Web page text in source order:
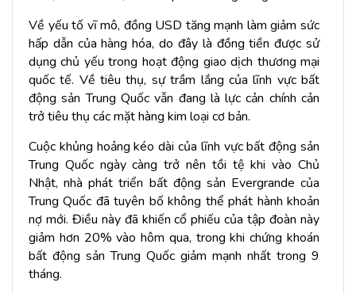
Về yếu tố vĩ mô, đồng USD tăng mạnh làm giảm sức
hấp dẫn của hàng hóa, do đây là đồng tiền được sử
dụng chủ yếu trong hoạt động giao dịch thương mại
quốc tế. Về tiêu thụ, sự trầm lắng của lĩnh vực bất
động sản Trung Quốc vẫn đang là lực cản chính cản
trở tiêu thụ các mặt hàng kim loại cơ bản.
Cuộc khủng hoảng kéo dài của lĩnh vực bất động sản
Trung Quốc ngày càng trở nên tồi tệ khi vào Chủ
Nhật, nhà phát triển bất động sản Evergrande của
Trung Quốc đã tuyên bố không thể phát hành khoản
nợ mới. Điều này đã khiến cổ phiếu của tập đoàn này
giảm hơn 20% vào hôm qua, trong khi chứng khoán
bất động sản Trung Quốc giảm mạnh nhất trong 9
tháng.